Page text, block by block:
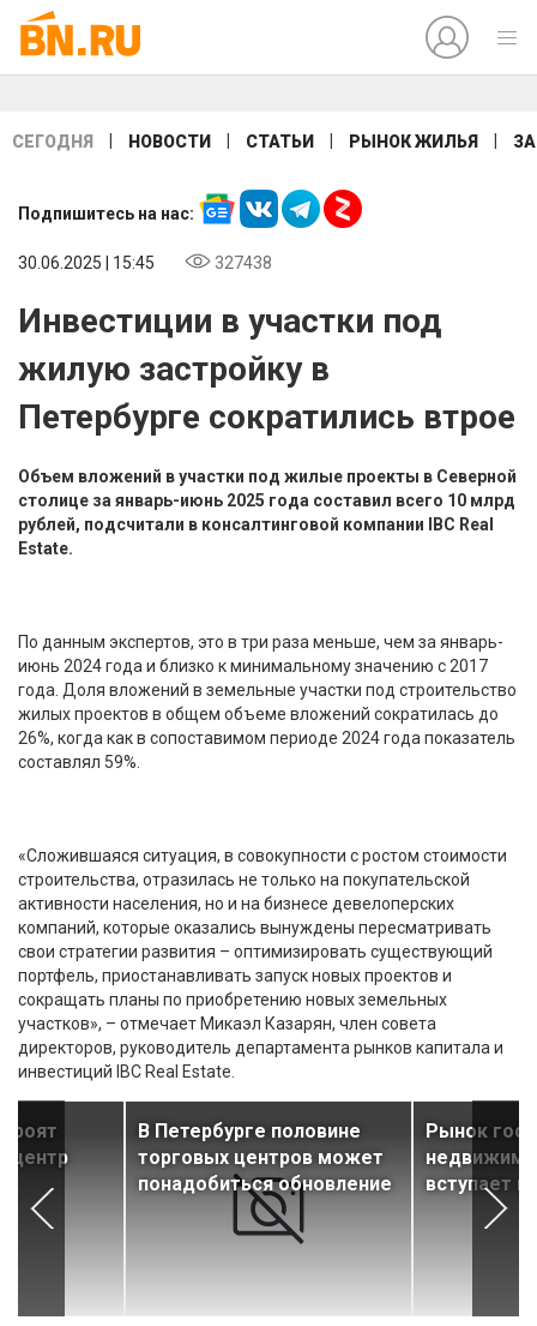
СЕГОДНЯ НОВОСТИ СТАТЬИ РЫНОК ЖИЛЬЯ
Подпишитесь на нас:
30.06.2025 | 15:45 327438
Инвестиции в участки под
жилую застройку в
Петербурге сократились втрое
Объем вложений в участки под жилые проекты в Северной
столице за январь-июнь 2025 года составил всего 10 млрд
рублей, подсчитали в консалтинговой компании IBC Real
Estate.
По данным экспертов, это в три раза меньше, чем за январь-
июнь 2024 года и близко к минимальному значению с 2017
года. Доля вложений в земельные участки под строительство
жилых проектов в общем объеме вложений сократилась до
26%, когда как в сопоставимом периоде 2024 года показатель
составлял 59%.
«Сложившаяся ситуация, в совокупности с ростом стоимости
строительства, отразилась не только на покупательской
активности населения, но и на бизнесе девелоперских
компаний, которые оказались вынуждены пересматривать
свои стратегии развития – оптимизировать существующий
портфель, приостанавливать запуск новых проектов и
сокращать планы по приобретению новых земельных
участков», – отмечает Микаэл Казарян, член совета
директоров, руководитель департамента рынков капитала и
инвестиций IBC Real Estate.
центр
В Петербурге половине
торговых центров может
понадобиться обновление
Рынок
вступает